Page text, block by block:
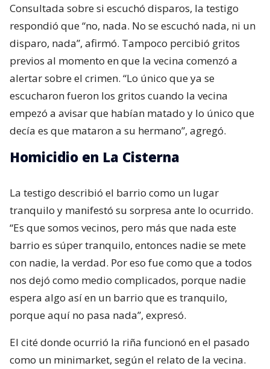
Consultada sobre si escuchó disparos, la testigo
respondió que “no, nada. No se escuchó nada, ni un
disparo, nada”, afirmó. Tampoco percibió gritos
previos al momento en que la vecina comenzó a
alertar sobre el crimen. “Lo único que ya se
escucharon fueron los gritos cuando la vecina
empezó a avisar que habían matado y lo único que
decía es que mataron a su hermano”, agregó.
Homicidio en La Cisterna
La testigo describió el barrio como un lugar
tranquilo y manifestó su sorpresa ante lo ocurrido.
“Es que somos vecinos, pero más que nada este
barrio es súper tranquilo, entonces nadie se mete
con nadie, la verdad. Por eso fue como que a todos
nos dejó como medio complicados, porque nadie
espera algo así en un barrio que es tranquilo,
porque aquí no pasa nada”, expresó.
El cité donde ocurrió la riña funcionó en el pasado
como un minimarket, según el relato de la vecina.